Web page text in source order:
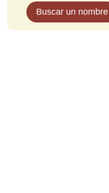
Buscar un nombre